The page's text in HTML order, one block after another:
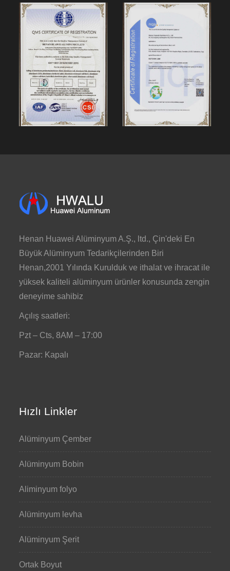
Henan Huawei Alüminyum A.Ş., ltd., Çin'deki En
Büyük Alüminyum Tedarikçilerinden Biri
Henan,2001 Yılında Kurulduk ve ithalat ve ihracat ile
yüksek kaliteli alüminyum ürünler konusunda zengin
deneyime sahibiz
Açılış saatleri:
Pzt – Cts, 8AM – 17:00
Pazar: Kapalı
Hızlı Linkler
Alüminyum Çember
Alüminyum Bobin
Aliminyum folyo
Alüminyum levha
Alüminyum Şerit
Ortak Boyut